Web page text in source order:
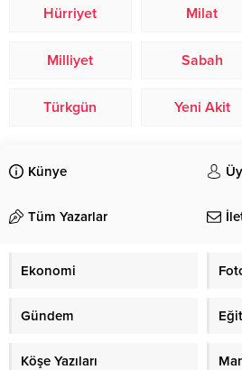
Hürriyet Milat
Milliyet Sabah
Türkgün Yeni Akit
Künye
Tüm Yazarlar
Ekonomi
Gündem
Köşe Yazıları